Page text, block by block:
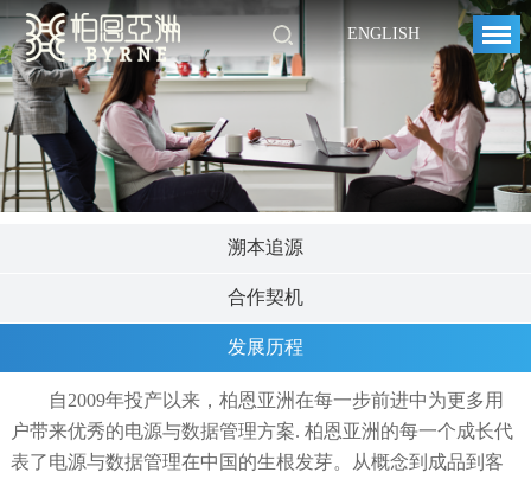
ENGLISH
溯本追源
合作契机
发展历程
自2009年投产以来，柏恩亚洲在每一步前进中为更多用
户带来优秀的电源与数据管理方案. 柏恩亚洲的每一个成长代
表了电源与数据管理在中国的生根发芽。从概念到成品到客